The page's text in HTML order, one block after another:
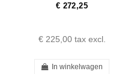
€ 272,25
€ 225,00 tax excl.
In winkelwagen